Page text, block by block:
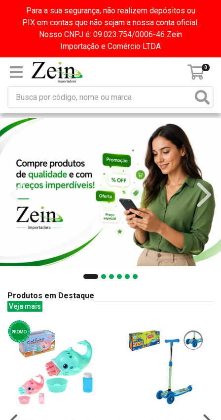
Para a sua segurança, não realizem depósitos ou
PIX em contas que não sejam a nossa conta oficial.
Nosso CNPJ é: 09.023.754/0006-46 Zein
Importação e Comércio LTDA
0
Produtos em Destaque
Veja mais